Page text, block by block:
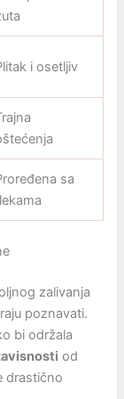
i osetljiv
sa
zalivanja
poznavati.
bi održala
od
drastično